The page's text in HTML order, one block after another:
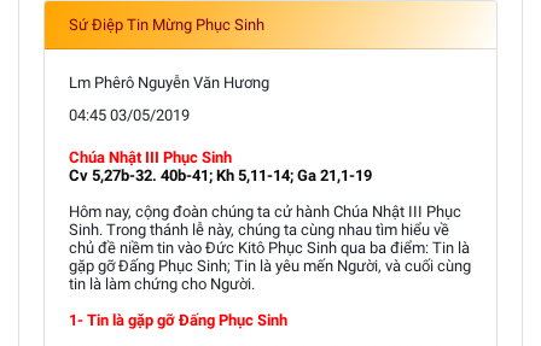
Sứ Điệp Tin Mừng Phục Sinh
Lm Phêrô Nguyễn Văn Hương
04:45 03/05/2019
Chúa Nhật III Phục Sinh
Cv 5,27b-32. 40b-41; Kh 5,11-14; Ga 21,1-19
Hôm nay, cộng đoàn chúng ta cử hành Chúa Nhật III Phục
Sinh. Trong thánh lễ này, chúng ta cùng nhau tìm hiểu về
chủ đề niềm tin vào Đức Kitô Phục Sinh qua ba điểm: Tin là
gặp gỡ Đấng Phục Sinh; Tin là yêu mến Người, và cuối cùng
tin là làm chứng cho Người.
1- Tin là gặp gỡ Đấng Phục Sinh